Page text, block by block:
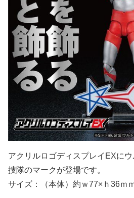
アクリルロゴディスプレイEXに
捜隊のマークが登場です。
サイズ：（本体）約ｗ77×ｈ36ｍ